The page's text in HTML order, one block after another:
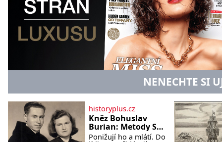
NENECHTE SI
historyplus.cz
Kněz Bohuslav
Burian: Metody StB
byly horší než
Ponižují ho a mlátí. Do